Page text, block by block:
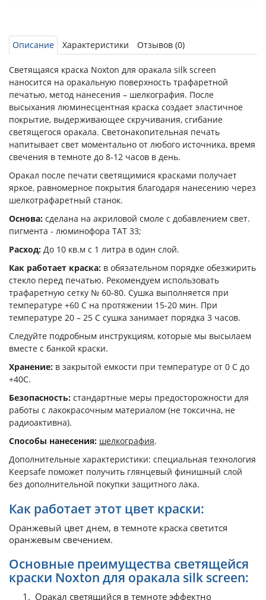
Описание Характеристики Отзывов (0)
Светящаяся краска Noxton для оракала silk screen
наносится на оракальную поверхность трафаретной
печатью, метод нанесения – шелкография. После
высыхания люминесцентная краска создает эластичное
покрытие, выдерживающее скручивания, сгибание
светящегося оракала. Светонакопительная печать
напитывает свет моментально от любого источника, время
свечения в темноте до 8-12 часов в день.
Оракал после печати светящимися красками получает
яркое, равномерное покрытия благодаря нанесению через
шелкотрафаретный станок.
Основа: сделана на акриловой смоле с добавлением свет.
пигмента - люминофора ТАТ 33;
Расход: До 10 кв.м с 1 литра в один слой.
Как работает краска: в обязательном порядке обезжирить
стекло перед печатью. Рекомендуем использовать
трафаретную сетку № 60-80. Сушка выполняется при
температуре +60 С на протяжении 15-20 мин. При
температуре 20 – 25 С сушка занимает порядка 3 часов.
Следуйте подробным инструкциям, которые мы высылаем
вместе с банкой краски.
Хранение: в закрытой емкости при температуре от 0 С до
+40С.
Безопасность: стандартные меры предосторожности для
работы с лакокрасочным материалом (не токсична, не
радиоактивна).
Способы нанесения: шелкография.
Дополнительные характеристики: специальная технология
Keepsafe поможет получить глянцевый финишный слой
без дополнительной покупки защитного лака.
Как работает этот цвет краски:
Оранжевый цвет днем, в темноте краска светится
оранжевым свечением.
Основные преимущества светящейся
краски Noxton для оракала silk screen:
Оракал светящийся в темноте эффектно